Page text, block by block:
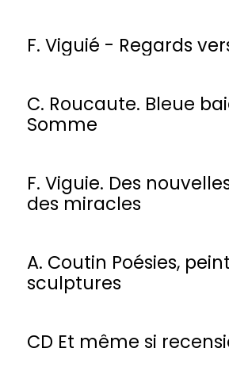
F. Viguié - Regards
C. Roucaute. Bleue
Somme
F. Viguie. Des
des miracles
A. Coutin Poésies,
sculptures
CD Et même si